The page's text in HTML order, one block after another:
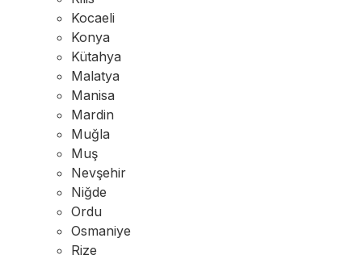
Kocaeli
Konya
Kütahya
Malatya
Manisa
Mardin
Muğla
Muş
Nevşehir
Niğde
Ordu
Osmaniye
Rize